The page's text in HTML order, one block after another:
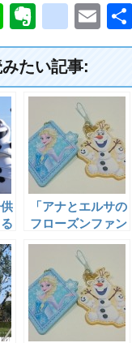
Li
n
e
v
er
n
ot
e
g
o
o
gl
e
_
b
o
o
k
m
ar
ks
E
m
たい記事:
「アナとエルサの
フローズンファン
注目限定グッズま
とめ